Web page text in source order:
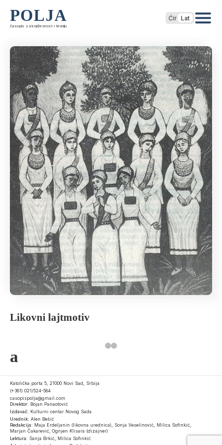
POLJA
časopis za književnost i teoriju
Ćir Lat
Likovni lajtmotiv
a
Katolička porta 5, 21000 Novi Sad, Srbija
(+381) 021/524-584
casopispolja@gmail.com
Direktor: Bojan Panaotović
Izdavač: Kulturni centar Novog Sada
Urednik: Alen Bešić
Redakcija: Maja Erdeljanin (likovna urednica), Sonja Veselinović, Milica Sofinkić,
Marjan Čakarević, Ognjen Klisara (dizajner)
Lektura: Sanja Brkić, Milica Sofinkić